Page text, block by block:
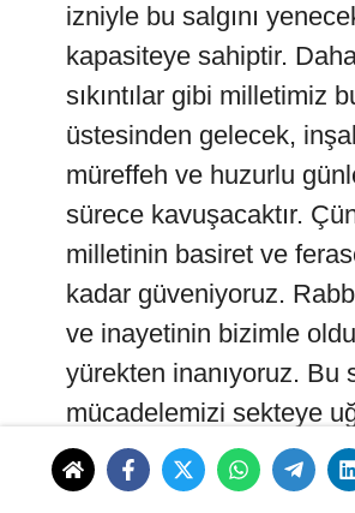
izniyle bu salgını
kapasiteye sahiptir.
sıkıntılar gibi milletimiz
üstesinden gelecek,
müreffeh ve huzurlu
sürece kavuşacaktır.
milletinin basiret ve
kadar güveniyoruz.
ve inayetinin bizimle
yürekten inanıyoruz. Bu
mücadelemizi sekteye
büyük tehdit, ümitsizliktir,
karamsarlıktır,